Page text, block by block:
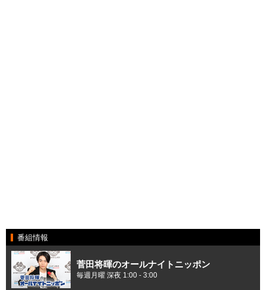
番組情報
菅田将暉のオールナイトニッポン
毎週月曜 深夜 1:00 - 3:00